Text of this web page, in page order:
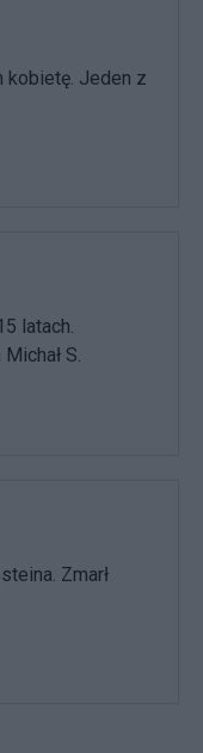
kobietę. Jeden z
latach.
S.
Zmarł